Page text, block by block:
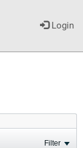
Login
Filter